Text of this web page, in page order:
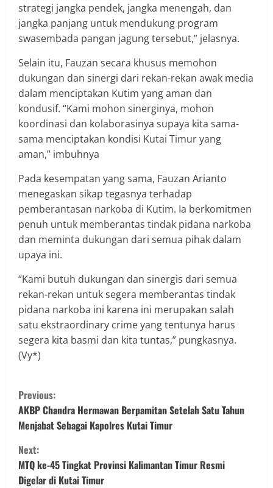
strategi jangka pendek, jangka menengah, dan
jangka panjang untuk mendukung program
swasembada pangan jagung tersebut,” jelasnya.
Selain itu, Fauzan secara khusus memohon
dukungan dan sinergi dari rekan-rekan awak media
dalam menciptakan Kutim yang aman dan
kondusif. “Kami mohon sinerginya, mohon
koordinasi dan kolaborasinya supaya kita sama-
sama menciptakan kondisi Kutai Timur yang
aman,” imbuhnya
Pada kesempatan yang sama, Fauzan Arianto
menegaskan sikap tegasnya terhadap
pemberantasan narkoba di Kutim. Ia berkomitmen
penuh untuk memberantas tindak pidana narkoba
dan meminta dukungan dari semua pihak dalam
upaya ini.
“Kami butuh dukungan dan sinergis dari semua
rekan-rekan untuk segera memberantas tindak
pidana narkoba ini karena ini merupakan salah
satu ekstraordinary crime yang tentunya harus
segera kita basmi dan kita tuntas,” pungkasnya.
(Vy*)
Previous:
AKBP Chandra Hermawan Berpamitan Setelah Satu Tahun
Menjabat Sebagai Kapolres Kutai Timur
Next:
MTQ ke-45 Tingkat Provinsi Kalimantan Timur Resmi
Digelar di Kutai Timur